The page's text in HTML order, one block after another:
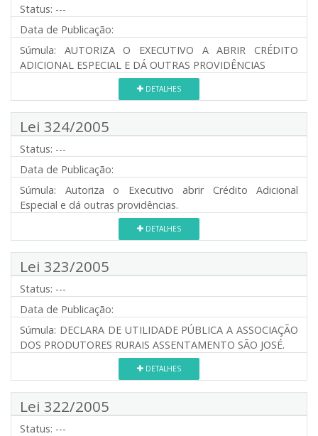
Status: ---
Data de Publicação:
Súmula: AUTORIZA O EXECUTIVO A ABRIR CRÉDITO
ADICIONAL ESPECIAL E DÁ OUTRAS PROVIDÊNCIAS
DETALHES
Lei 324/2005
Status: ---
Data de Publicação:
Súmula: Autoriza o Executivo abrir Crédito Adicional
Especial e dá outras providências.
DETALHES
Lei 323/2005
Status: ---
Data de Publicação:
Súmula: DECLARA DE UTILIDADE PÚBLICA A ASSOCIAÇÃO
DOS PRODUTORES RURAIS ASSENTAMENTO SÃO JOSÉ.
DETALHES
Lei 322/2005
Status: ---